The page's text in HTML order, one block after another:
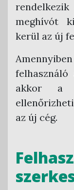
meghívót
kerül az új
felhasználó
akkor a
az új cég.